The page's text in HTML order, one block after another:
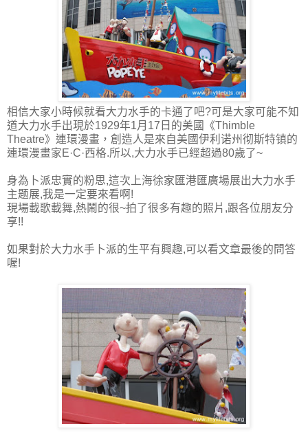
相信大家小時候就看大力水手的卡通了吧?可是大家可能不知
道大力水手出現於1929年1月17日的美國《Thimble
Theatre》連環漫畫，創造人是來自美國伊利诺州彻斯特镇的
連環漫畫家E·C·西格.所以,大力水手已經超過80歲了~
身為卜派忠實的粉思,這次上海徐家匯港匯廣場展出大力水手
主题展,我是一定要來看啊!
現場載歌載舞,熱鬧的很~拍了很多有趣的照片,跟各位朋友分
享!!
如果對於大力水手卜派的生平有興趣,可以看文章最後的問答
喔!